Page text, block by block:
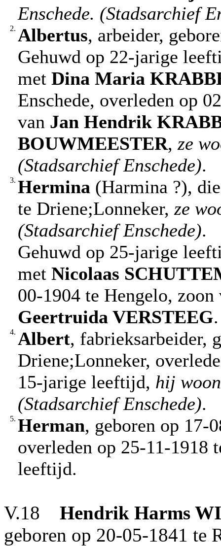
Enschede. (Stadsarchief
2. Albertus, arbeider,
Gehuwd op 22-jarige
met Dina Maria
Enschede, overleden op
van Jan Hendrik
BOUWMEESTER, ze
(Stadsarchief Enschede).
3. Hermina (Harmina ?),
te Driene;Lonneker, ze
(Stadsarchief Enschede).
Gehuwd op 25-jarige
met Nicolaas
00-1904 te Hengelo,
Geertruida VERSTEEG.
4. Albert, fabrieksarbeider,
Driene;Lonneker,
15-jarige leeftijd, hij
(Stadsarchief Enschede).
5. Herman, geboren op 17-
overleden op 25-11-1918
leeftijd.
V.18 Hendrik Harms
geboren op 20-05-1841 te